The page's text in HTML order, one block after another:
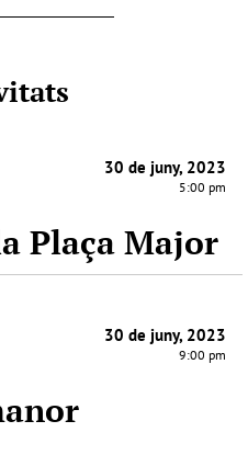
30 de juny, 2023
5:00 pm
Plaça Major
30 de juny, 2023
9:00 pm